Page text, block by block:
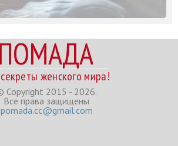
ПОМАДА
женского мира!
Copyright 2015 - 2026.
Все права защищены
pomada.cc@gmail.com